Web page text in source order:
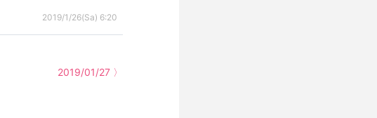
2019/1/26(Sa) 6:20
2019/01/27 〉